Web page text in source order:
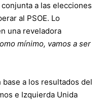
a las elecciones
al PSOE. Lo
una reveladora
mínimo, vamos a ser
a los resultados del
e Izquierda Unida